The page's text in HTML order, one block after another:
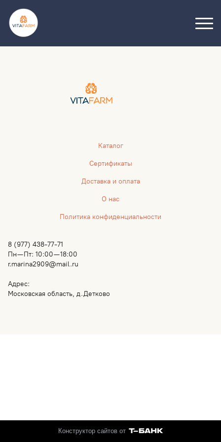
Каталог
Сертификаты
Доставка и оплата
О нас
Политика конфиденциальности
8 (977) 438-77-71
Пн—Пт: 10:00—18:00
r.marina2909@mail.ru
Адрес:
Московская область, д.Детково
Конструктор сайтов от